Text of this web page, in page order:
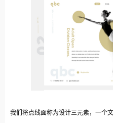
我们将点线面称为设计三元素，一个